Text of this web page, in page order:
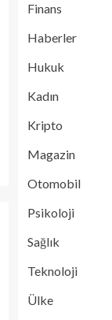
Finans
Haberler
Hukuk
Kadın
Kripto
Magazin
Otomobil
Psikoloji
Sağlık
Teknoloji
Ülke